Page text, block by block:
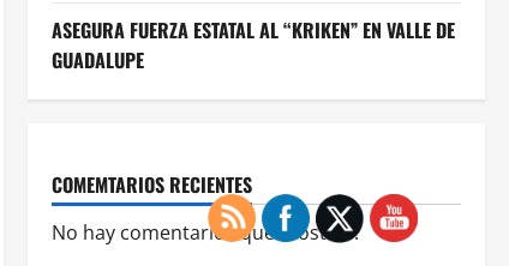
ASEGURA FUERZA ESTATAL AL “KRIKEN” EN VALLE DE
GUADALUPE
COMEMTARIOS RECIENTES
No hay comentarios que mostrar.